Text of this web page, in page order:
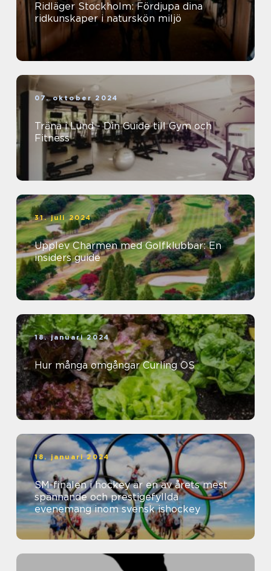
Ridläger Stockholm: Fördjupa dina
ridkunskaper i naturskön miljö
07. oktober 2024
Träna i Lund - Din Guide till Gym och
Fitness
31. juli 2024
Upplev Charmen med Golfklubbar: En
insiders guide
18. januari 2024
Hur många omgångar Curling OS
18. januari 2024
SM-finalen i hockey är en av årets mest
spännande och prestigefyllda
evenemang inom svensk ishockey